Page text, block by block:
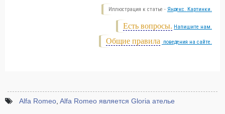
Иллюстрация к статье - Яндекс. Картинки.
Есть вопросы. Напишите нам.
Общие правила поведения на сайте.
Alfa Romeo Alfa Romeo является Gloria ателье